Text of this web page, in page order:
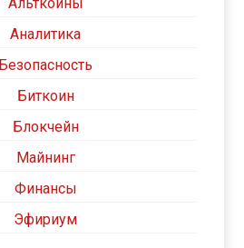
Аналитика
Безопасность
Биткоин
Блокчейн
Майнинг
Финансы
Эфириум